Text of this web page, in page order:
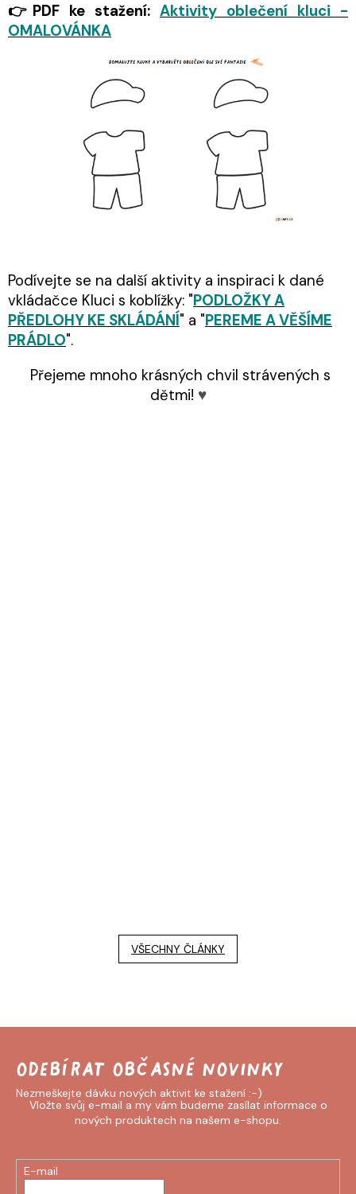
👉PDF ke stažení: Aktivity oblečení kluci -
OMALOVÁNKA
Podívejte se na další aktivity a inspiraci k dané
vkládačce Kluci s koblížky: "PODLOŽKY A
PŘEDLOHY KE SKLÁDÁNÍ" a "PEREME A VĚŠÍME
PRÁDLO".
Přejeme mnoho krásných chvil strávených s
dětmi! ♥️
VŠECHNY ČLÁNKY
Vložte svůj e-mail a my vám budeme zasílat informace o
nových produktech na našem e-shopu.
E-mail